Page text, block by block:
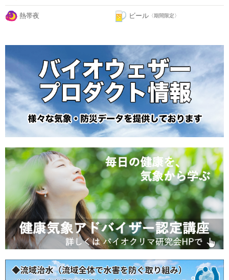
熱帯夜 ビール 〈期間限定〉